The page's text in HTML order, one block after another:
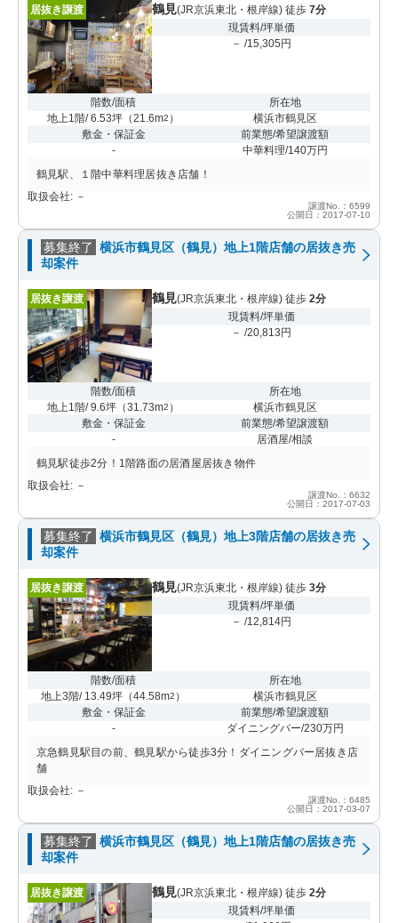
居抜き譲渡 鶴見(JR京浜東北・根岸線) 徒歩 7分
現賃料/坪単価
－ /15,305円
階数/面積
地上1階/ 6.53坪 （21.6m2 ）
所在地
横浜市鶴見区
敷金・保証金
-
前業態/希望譲渡額
中華料理/140万円
鶴見駅、１階中華料理居抜き店舗！
取扱会社: －
譲渡No.：6599
公開日：2017-07-10
募集終了 横浜市鶴見区（鶴見）地上1階店舗の居抜き売
却案件
居抜き譲渡 鶴見(JR京浜東北・根岸線) 徒歩 2分
現賃料/坪単価
－ /20,813円
階数/面積
地上1階/ 9.6坪 （31.73m2 ）
所在地
横浜市鶴見区
敷金・保証金
-
前業態/希望譲渡額
居酒屋/相談
鶴見駅徒歩2分！1階路面の居酒屋居抜き物件
取扱会社: －
譲渡No.：6632
公開日：2017-07-03
募集終了 横浜市鶴見区（鶴見）地上3階店舗の居抜き売
却案件
居抜き譲渡 鶴見(JR京浜東北・根岸線) 徒歩 3分
現賃料/坪単価
－ /12,814円
階数/面積
地上3階/ 13.49坪 （44.58m2 ）
所在地
横浜市鶴見区
敷金・保証金
-
前業態/希望譲渡額
ダイニングバー/230万円
京急鶴見駅目の前、鶴見駅から徒歩3分！ダイニングバー居抜き店
舗
取扱会社: －
譲渡No.：6485
公開日：2017-03-07
募集終了 横浜市鶴見区（鶴見）地上1階店舗の居抜き売
却案件
居抜き譲渡 鶴見(JR京浜東北・根岸線) 徒歩 2分
現賃料/坪単価